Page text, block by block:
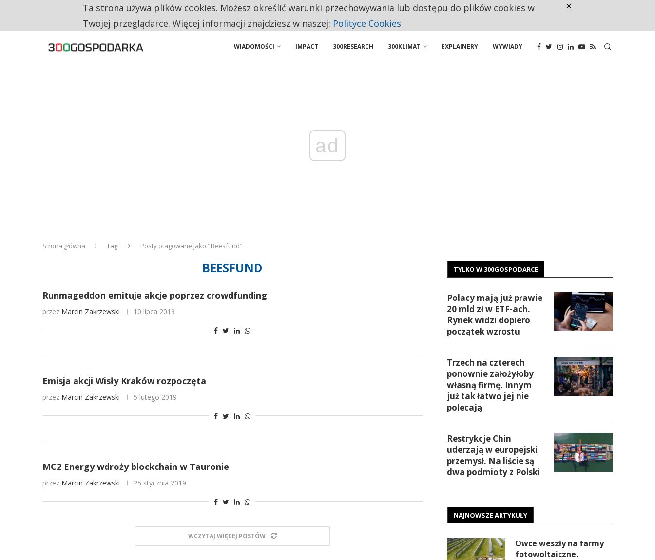
TRZECH NA CZTERECH PONOWNIE ZAŁOŻYŁOBY WŁASNĄ FIRMĘ. INNYM JUŻ TAK ŁATWO JEJ NIE POLECAJĄ
WIADOMOŚCI IMPACT 300RESEARCH 300KLIMAT EXPLAINERY WYWIADY
ad
Strona główna Tagi Posty otagowane jako "Beesfund"
BEESFUND
Runmageddon emituje akcje poprzez crowdfunding
przez Marcin Zakrzewski 10 lipca 2019
Emisja akcji Wisły Kraków rozpoczęta
przez Marcin Zakrzewski 5 lutego 2019
MC2 Energy wdroży blockchain w Tauronie
przez Marcin Zakrzewski 25 stycznia 2019
WCZYTAJ WIĘCEJ POSTÓW
TYLKO W 300GOSPODARCE
Polacy mają już prawie
20 mld zł w ETF-ach.
Rynek widzi dopiero
początek wzrostu
Trzech na czterech
ponownie założyłoby
własną firmę. Innym
już tak łatwo jej nie
polecają
Restrykcje Chin
uderzają w europejski
przemysł. Na liście są
dwa podmioty z Polski
NAJNOWSZE ARTYKUŁY
Owce weszły na farmy
fotowoltaiczne.
Ta strona używa plików cookies. Możesz określić warunki przechowywania lub dostępu do plików cookies w
Twojej przeglądarce. Więcej informacji znajdziesz w naszej: Polityce Cookies
×